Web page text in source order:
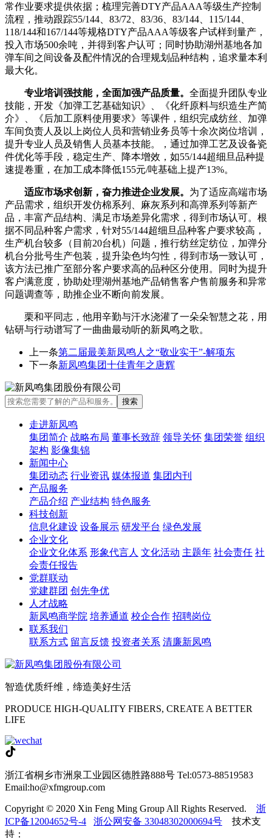
常作业要求提供依据；梳理完善DTY产品AAA等级生产控制
流程，推动跟踪55/144、83/72、83/36、83/144、115/144、
118/144和167/144等规格DTY产品AAA等级客户试样到量产，
投入市场500余吨，并得到客户认可；同时协助湖州基地各加
弹车间之间设备及配件情况的合理规划品种结构，追求量本利
最大化。
专业培训强技能，全面加强产品质量。 全面提升团队专业
技能，开发《加弹工艺基础知识》、《化纤原料与织造生产简
介》、《后加工原料使用要求》等课件，组织完成纺丝、加弹
车间负责人及以上岗位人员和营销业务员等十余次岗位培训，
提升专业人员及销售人员基本技能。，通过加弹工艺及设备瓷
件优化等手段，稳定生产、降本增效，如55/144超细旦品种提
速提卷重，在加工成本降低155元/吨基础上提产13%。
适应市场求创新，奋力推进企业发展。 为了适应高端市场
产品需求，组织开发仿棉系列、麻灰系列和高弹系列等新产
品，丰富产品结构、满足市场差异化需求，得到市场认可。根
据不同品种客户需求，针对55/144超细旦品种客户要求较高，
生产机台较多（目前20台机）问题，推行纺丝定纺位，加弹分
机台分批号生产包装，提升染色均匀性，得到市场一致认可，
该方法已推广至部分客户要求高的品种区分使用。同时为提升
客户满意度，协助处理湖州基地产品销售客户售前服务和异常
问题调查等，助推企业不断向前发展。
栗和平同志，他用辛勤与汗水浇灌了一朵朵智慧之花，用
钻研与行动谱写了一曲曲最动听的新凤鸣之歌。
上一条第二届最美新凤鸣人之“敬业实干”-解项东
下一条新凤鸣集团十佳青年之唐辉
走进新凤鸣
集团简介 战略布局 董事长致辞 领导关怀 集团荣誉 组织
架构 影像集锦
新闻中心
集团动态 行业资讯 媒体报道 集团内刊
产品服务
产品介绍 产业结构 特色服务
科技创新
信息化建设 设备展示 研发平台 绿色发展
企业文化
企业文化体系 形象代言人 文化活动 主题年 社会责任 社
会责任报告
党群联动
党建群团 创先争优
人才战略
新凤鸣商学院 培养通道 校企合作 招聘岗位
联系我们
联系方式 留言反馈 投资者关系 清廉新凤鸣
智造优质纤维，缔造美好生活
PRODUCE HIGH-QUALITY FIBERS, CREATE A BETTER
LIFE
浙江省桐乡市洲泉工业园区德胜路888号 Tel:0573-88519583
Email:ho@xfmgroup.com
Copyright © 2020 Xin Feng Ming Group All Rights Reserved. 浙
ICP备12004652号-4
浙公网安备 33048302000694号 技术支
持：